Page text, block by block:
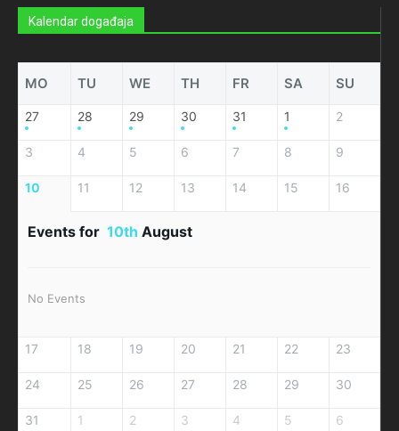
Kalendar događaja
MO TU WE TH FR SA SU
27 28 29 30 31 1 2
3 4 5 6 7 8 9
10 11 12 13 14 15 16
Events for 10th August
No Events
17 18 19 20 21 22 23
24 25 26 27 28 29 30
31 1 2 3 4 5 6